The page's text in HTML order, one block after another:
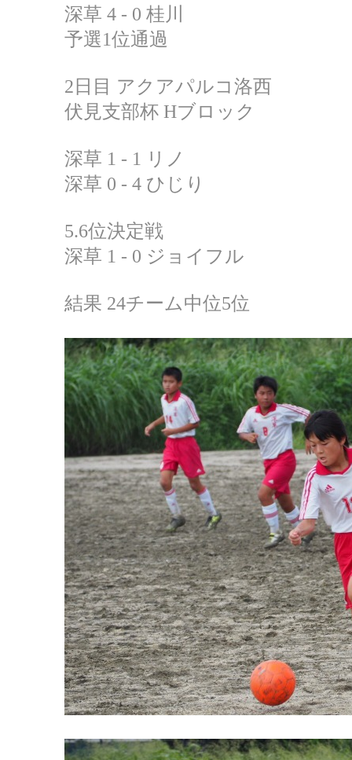
深草 4 - 0 桂川
予選1位通過
2日目 アクアパルコ洛西
伏見支部杯 Hブロック
深草 1 - 1 リノ
深草 0 - 4 ひじり
5.6位決定戦
深草 1 - 0 ジョイフル
結果 24チーム中位5位